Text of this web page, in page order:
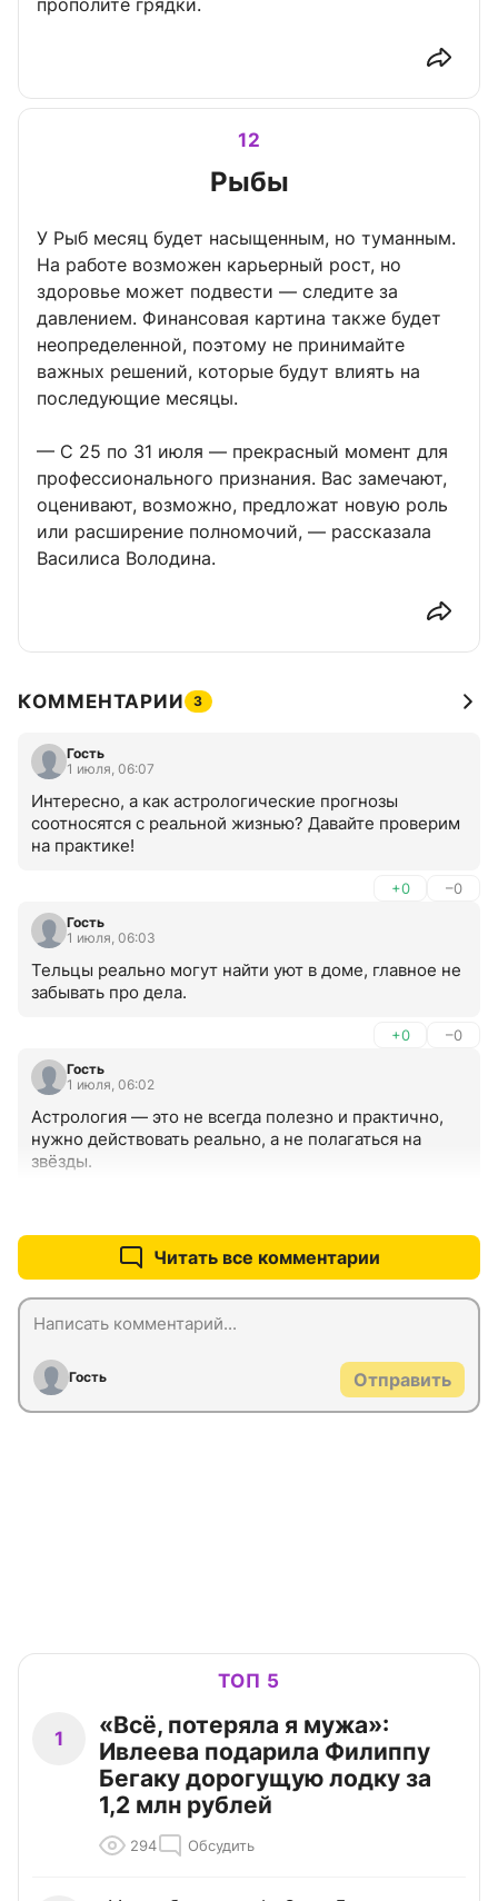
прополите грядки.
12
Рыбы
У Рыб месяц будет насыщенным, но туманным.
На работе возможен карьерный рост, но
здоровье может подвести — следите за
давлением. Финансовая картина также будет
неопределенной, поэтому не принимайте
важных решений, которые будут влиять на
последующие месяцы.
— С 25 по 31 июля — прекрасный момент для
профессионального признания. Вас замечают,
оценивают, возможно, предложат новую роль
или расширение полномочий, — рассказала
Василиса Володина.
КОММЕНТАРИИ 3
Гость
1 июля, 06:07
Интересно, а как астрологические прогнозы
соотносятся с реальной жизнью? Давайте проверим
на практике!
+0 –0
Гость
1 июля, 06:03
Тельцы реально могут найти уют в доме, главное не
забывать про дела.
+0 –0
Гость
1 июля, 06:02
Астрология — это не всегда полезно и практично,
нужно действовать реально, а не полагаться на
звёзды.
Читать все комментарии
Гость Отправить
ТОП 5
1
«Всё, потеряла я мужа»:
Ивлеева подарила Филиппу
Бегаку дорогущую лодку за
1,2 млн рублей
294 Обсудить